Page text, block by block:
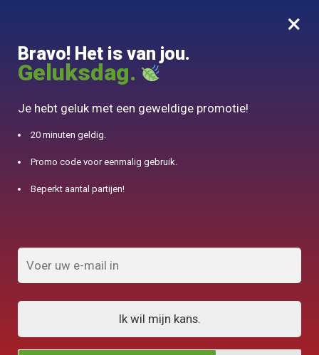
0
10% aangeboden voor 50€ aankopen met DJINN-code10
×
Bravo! Het is van jou.
Geluksdag.
Je hebt geluk met een geweldige promotie!
20 minuten geldig.
Promo code voor eenmalig gebruik.
Beperkt aantal partijen!
Ik wil mijn kans.